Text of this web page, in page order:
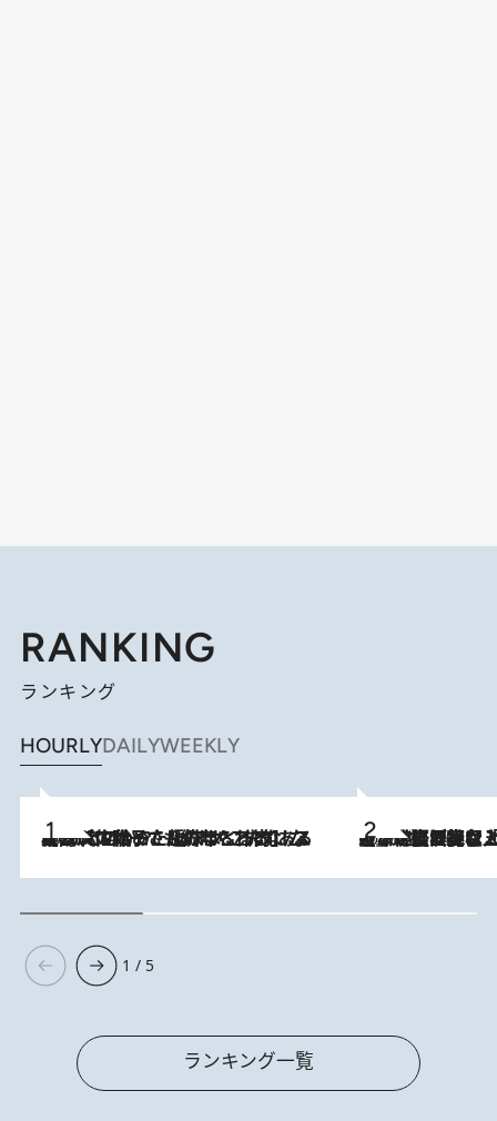
RANKING
ランキング
HOURLYDAILYWEEKLY
2026.8.5
【阿川佐和子さんの年とる力】なぜ70代で始めた趣味は“こんなに楽しい”のか？ ピアノ、俳句…スランプに陥っても続けられる“ある秘訣”とは 2026.8.5
【なぜ吉沢亮は「気配を消せる」のか？】興行収入208億の『国宝』を経て挑むミュージカル『ディア・エヴァン・ハンセン』。トップ俳優が舞台上でさらけ出した“孤独”とは
1 / 5
ランキング一覧